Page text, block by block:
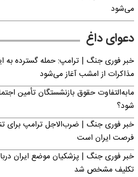
می‌شود
دعوای داغ
خبر فوری جنگ | ترامپ: حمله گسترده به
مذاکرات از امشب آغاز می‌شود
مابه‌التفاوت حقوق بازنشستگان تأمین
شود؟
خبر فوری جنگ | ضرب‌الاجل ترامپ برای
فرصت ایران است
خبر فوری جنگ | پزشکیان موضع ایران
تکلیف مشخص شد